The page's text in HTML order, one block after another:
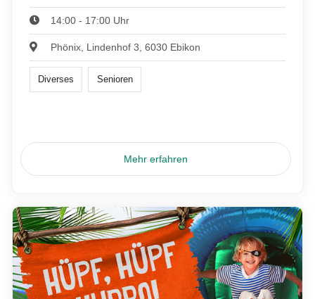
14:00 - 17:00 Uhr
Phönix, Lindenhof 3, 6030 Ebikon
Diverses Senioren
Mehr erfahren